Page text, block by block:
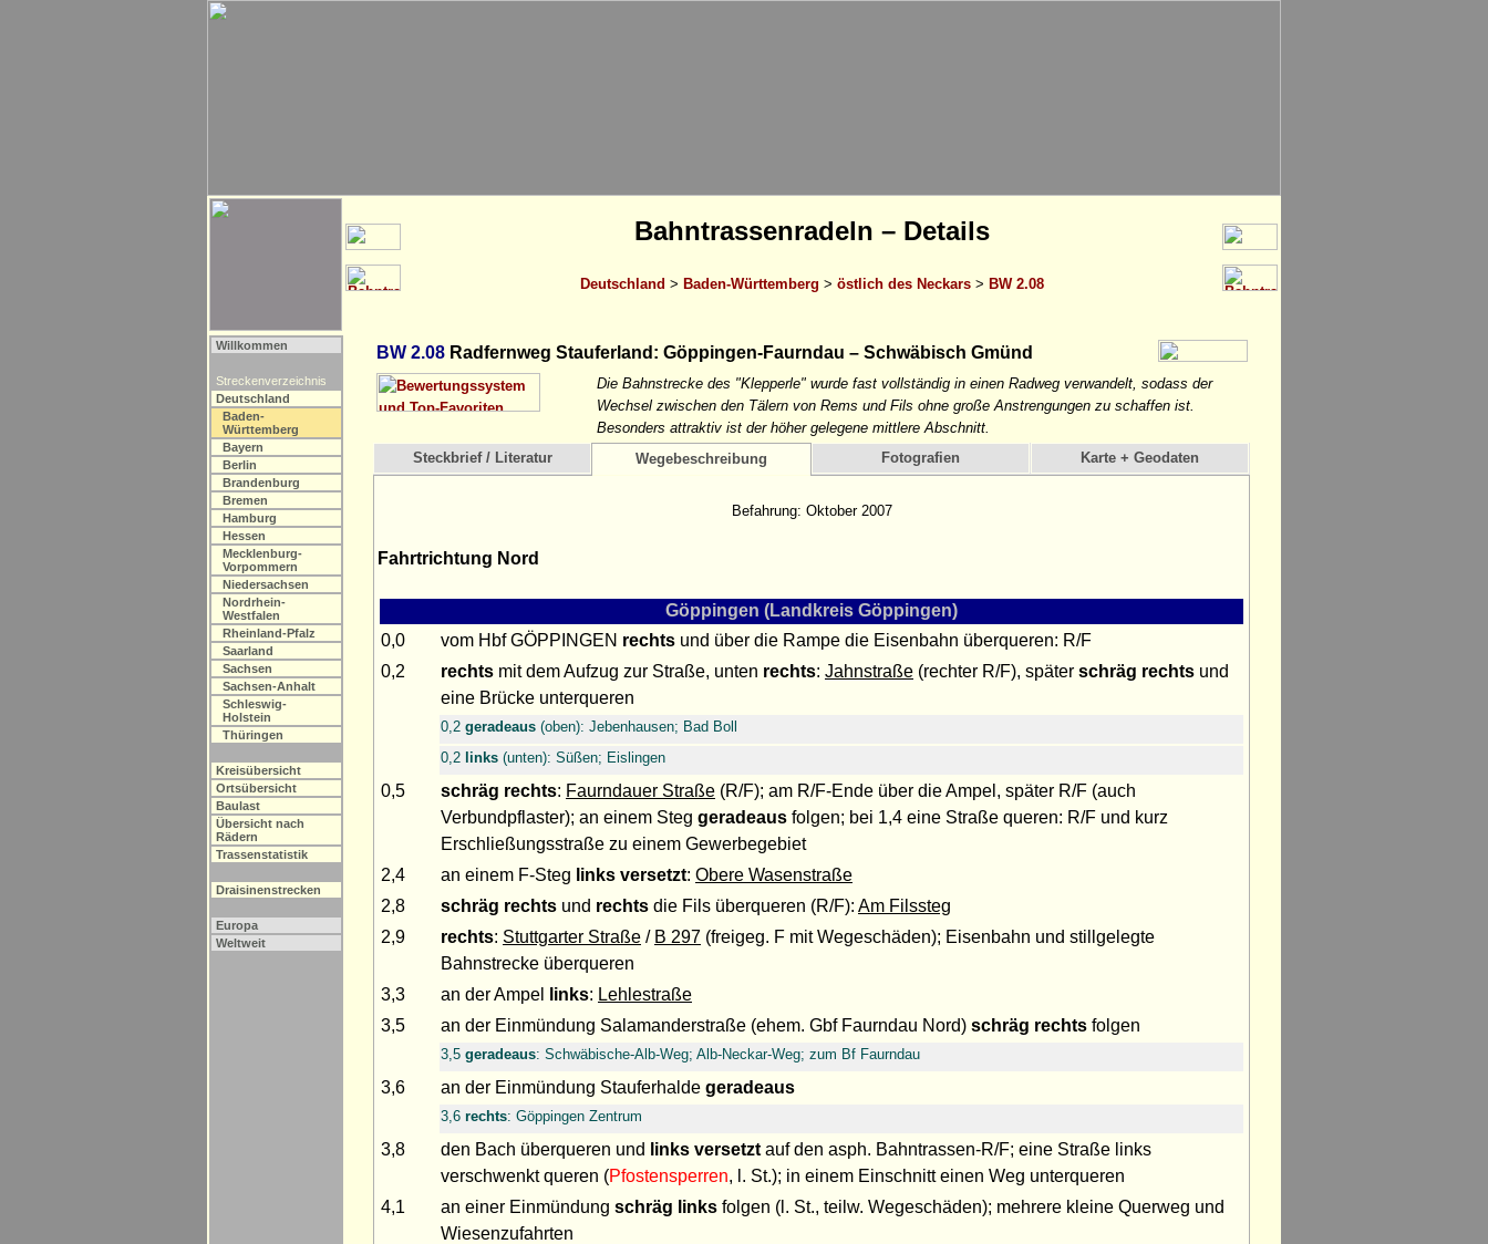
Bahntrassenradeln – Details
Deutschland > Baden-Württemberg > östlich des Neckars> BW 2.08
Willkommen
Streckenverzeichnis
Deutschland
Baden-
Württemberg
Bayern
Berlin
Brandenburg
Bremen
Hamburg
Hessen
Mecklenburg-
Vorpommern
Niedersachsen
Nordrhein-
Westfalen
Rheinland-Pfalz
Saarland
Sachsen
Sachsen-Anhalt
Schleswig-
Holstein
Thüringen
Kreisübersicht
Ortsübersicht
Baulast
Übersicht nach
Rädern
Trassenstatistik
Draisinenstrecken
Europa
Weltweit
BW 2.08 Radfernweg Stauferland: Göppingen-Faurndau – Schwäbisch Gmünd
Die Bahnstrecke des "Klepperle" wurde fast vollständig in einen Radweg verwandelt, sodass der
Wechsel zwischen den Tälern von Rems und Fils ohne große Anstrengungen zu schaffen ist.
Besonders attraktiv ist der höher gelegene mittlere Abschnitt.
Steckbrief / Literatur
Wegebeschreibung Fotografien Karte + Geodaten
Befahrung: Oktober 2007
Fahrtrichtung Nord
Göppingen (Landkreis Göppingen)
0,0
vom Hbf GÖPPINGEN rechts und über die Rampe die Eisenbahn überqueren: R/F
0,2
rechts mit dem Aufzug zur Straße, unten rechts: Jahnstraße (rechter R/F), später schräg rechts und
eine Brücke unterqueren
0,2 geradeaus (oben): Jebenhausen; Bad Boll
0,2 links (unten): Süßen; Eislingen
0,5 schräg rechts: Faurndauer Straße (R/F); am R/F-Ende über die Ampel, später R/F (auch
Verbundpflaster); an einem Steg geradeaus folgen; bei 1,4 eine Straße queren: R/F und kurz
Erschließungsstraße zu einem Gewerbegebiet
2,4
an einem F-Steg links versetzt: Obere Wasenstraße
2,8
schräg rechts und rechts die Fils überqueren (R/F): Am Filssteg
2,9
rechts: Stuttgarter Straße / B 297 (freigeg. F mit Wegeschäden); Eisenbahn und stillgelegte
Bahnstrecke überqueren
3,3
an der Ampel links: Lehlestraße
3,5
an der Einmündung Salamanderstraße (ehem. Gbf Faurndau Nord) schräg rechts folgen
3,5 geradeaus: Schwäbische-Alb-Weg; Alb-Neckar-Weg; zum Bf Faurndau
3,6 an der Einmündung Stauferhalde geradeaus
3,6 rechts: Göppingen Zentrum
3,8 den Bach überqueren und links versetzt auf den asph. Bahntrassen-R/F; eine Straße links
verschwenkt queren (Pfostensperren, l. St.); in einem Einschnitt einen Weg unterqueren
4,1
an einer Einmündung schräg links folgen (l. St., teilw. Wegeschäden); mehrere kleine Querweg und
Wiesenzufahrten